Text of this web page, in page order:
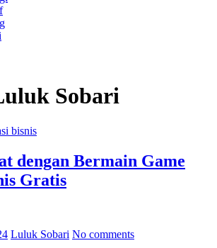
Sobari
dengan Bermain Game
Gratis
Luluk Sobari No comments